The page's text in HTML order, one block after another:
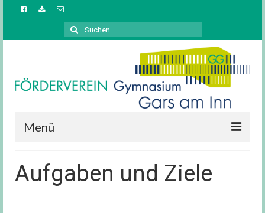
Suchen
nach:
Menü
Aufgaben / Ziele
Aufgaben und Ziele